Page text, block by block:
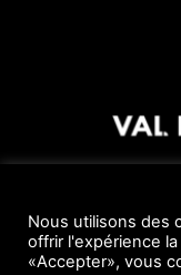
© 2019 Réalisé
Nous utilisons des
offrir l'expérience
«Accepter», vous